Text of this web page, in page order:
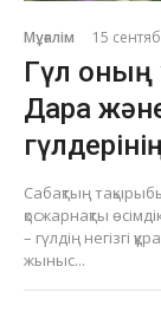
Мұғалім 15
Гүл
Дара
Сабақтың
қосжарнақты
– гүлдің негізгі
жыныс...